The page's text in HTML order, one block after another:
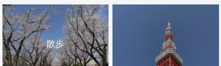
散歩